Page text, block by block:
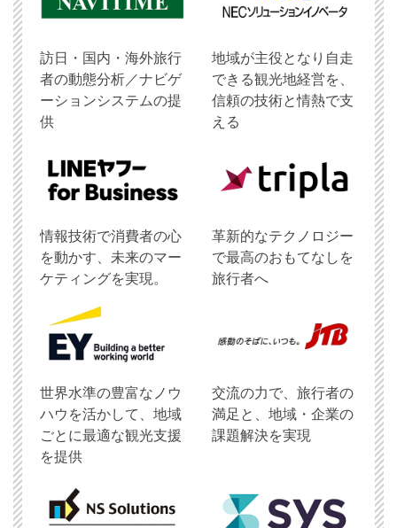
訪日・国内・海外旅行
者の動態分析／ナビゲ
ーションシステムの提
供
地域が主役となり自走
できる観光地経営を、
信頼の技術と情熱で支
える
情報技術で消費者の心
を動かす、未来のマー
ケティングを実現。
革新的なテクノロジー
で最高のおもてなしを
旅行者へ
世界水準の豊富なノウ
ハウを活かして、地域
ごとに最適な観光支援
を提供
交流の力で、旅行者の
満足と、地域・企業の
課題解決を実現